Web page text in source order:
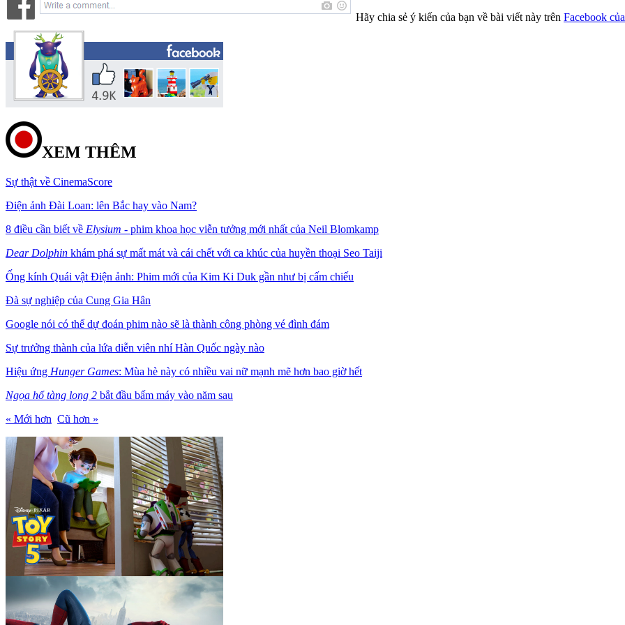
Hãy chia sẻ ý kiến của bạn về bài viết này trên Facebook
XEM THÊM
Sự thật về CinemaScore
Điện ảnh Đài Loan: lên Bắc hay vào Nam?
8 điều cần biết về Elysium - phim khoa học viễn tưởng mới nhất của Neil Blomkamp
Dear Dolphin khám phá sự mất mát và cái chết với ca khúc của huyền thoại Seo Taiji
Ống kính Quái vật Điện ảnh: Phim mới của Kim Ki Duk gần như bị cấm chiếu
Đà sự nghiệp của Cung Gia Hân
Google nói có thể dự đoán phim nào sẽ là thành công phòng vé đình đám
Sự trưởng thành của lứa diễn viên nhí Hàn Quốc ngày nào
Hiệu ứng Hunger Games: Mùa hè này có nhiều vai nữ mạnh mẽ hơn bao giờ hết
Ngọa hổ tàng long 2 bắt đầu bấm máy vào năm sau
« Mới hơn Cũ hơn »